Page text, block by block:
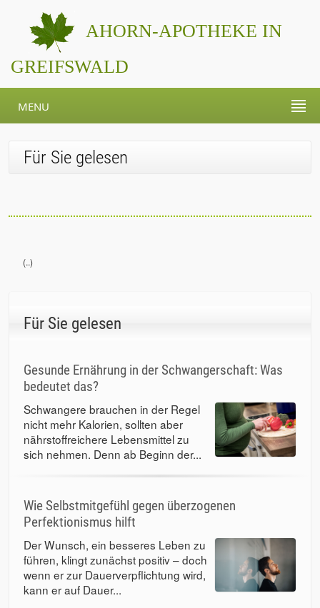
AHORN-APOTHEKE IN
GREIFSWALD
MENU
Für Sie gelesen
(..)
Für Sie gelesen
Gesunde Ernährung in der Schwangerschaft: Was
bedeutet das?
Schwangere brauchen in der Regel
nicht mehr Kalorien, sollten aber
nährstoffreichere Lebensmittel zu
sich nehmen. Denn ab Beginn der...
Wie Selbstmitgefühl gegen überzogenen
Perfektionismus hilft
Der Wunsch, ein besseres Leben zu
führen, klingt zunächst positiv – doch
wenn er zur Dauerverpflichtung wird,
kann er auf Dauer...